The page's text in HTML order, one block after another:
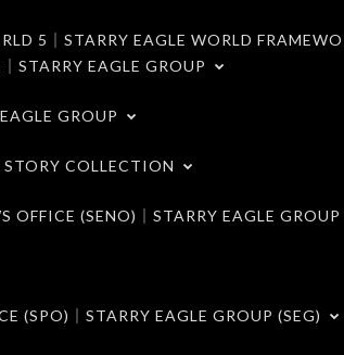
5｜STARRY EAGLE WORLD
STARRY EAGLE GROUP
GROUP
STORY COLLECTION
OFFICE (SENO)｜STARRY EAGLE GROUP
(SPO)｜STARRY EAGLE GROUP (SEG)